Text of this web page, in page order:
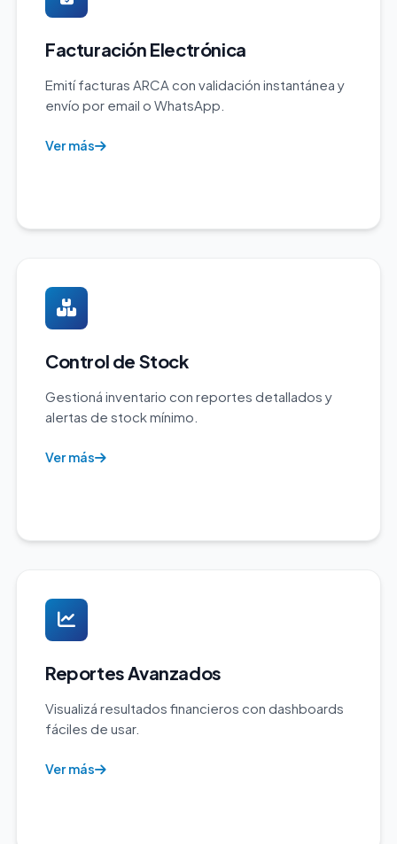
Facturación Electrónica
Emití facturas ARCA con validación instantánea y
envío por email o WhatsApp.
Ver más
Control de Stock
Gestioná inventario con reportes detallados y
alertas de stock mínimo.
Ver más
Reportes Avanzados
Visualizá resultados financieros con dashboards
fáciles de usar.
Ver más